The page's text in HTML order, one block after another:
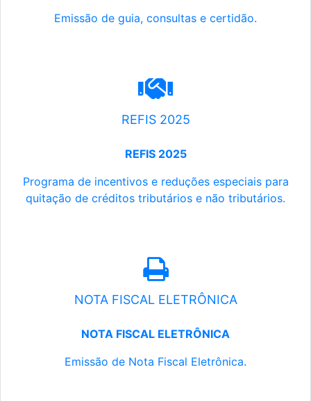
Emissão de guia, consultas e certidão.
REFIS 2025
REFIS 2025
Programa de incentivos e reduções especiais para
quitação de créditos tributários e não tributários.
NOTA FISCAL ELETRÔNICA
NOTA FISCAL ELETRÔNICA
Emissão de Nota Fiscal Eletrônica.